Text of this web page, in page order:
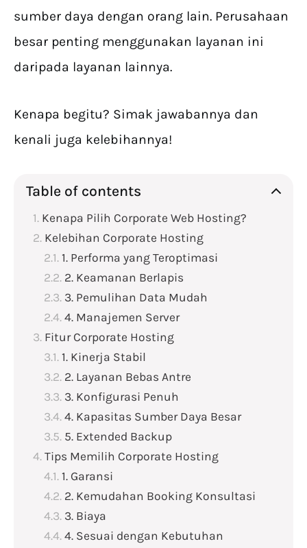
sumber daya dengan orang lain. Perusahaan
besar penting menggunakan layanan ini
daripada layanan lainnya.
Kenapa begitu? Simak jawabannya dan
kenali juga kelebihannya!
Table of contents
Kenapa Pilih Corporate Web Hosting?
Kelebihan Corporate Hosting
1. Performa yang Teroptimasi
2. Keamanan Berlapis
3. Pemulihan Data Mudah
4. Manajemen Server
Fitur Corporate Hosting
1. Kinerja Stabil
2. Layanan Bebas Antre
3. Konfigurasi Penuh
4. Kapasitas Sumber Daya Besar
5. Extended Backup
Tips Memilih Corporate Hosting
1. Garansi
2. Kemudahan Booking Konsultasi
3. Biaya
4. Sesuai dengan Kebutuhan